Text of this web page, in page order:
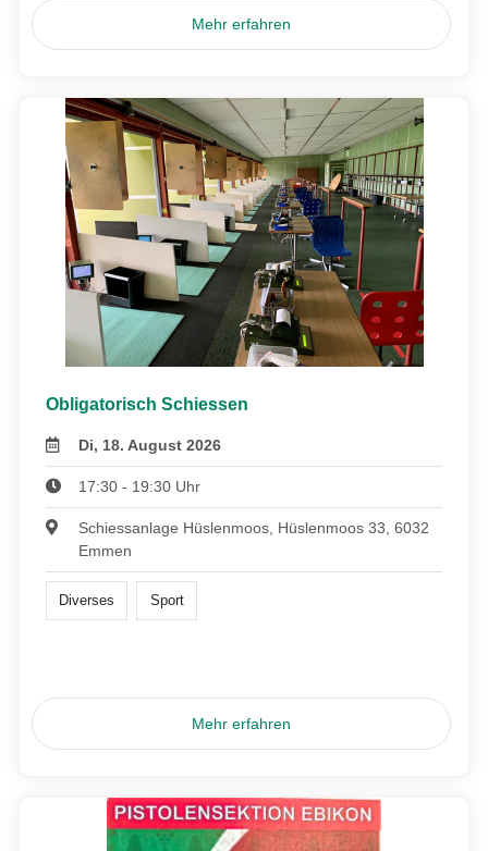
Mehr erfahren
Obligatorisch Schiessen
Di, 18. August 2026
17:30 - 19:30 Uhr
Schiessanlage Hüslenmoos, Hüslenmoos 33, 6032
Emmen
Diverses Sport
Mehr erfahren